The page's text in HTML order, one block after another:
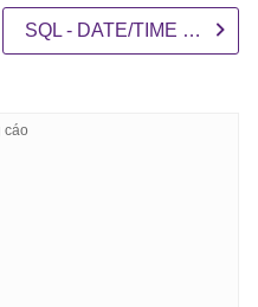
SQL - DATE/TIME (P2)